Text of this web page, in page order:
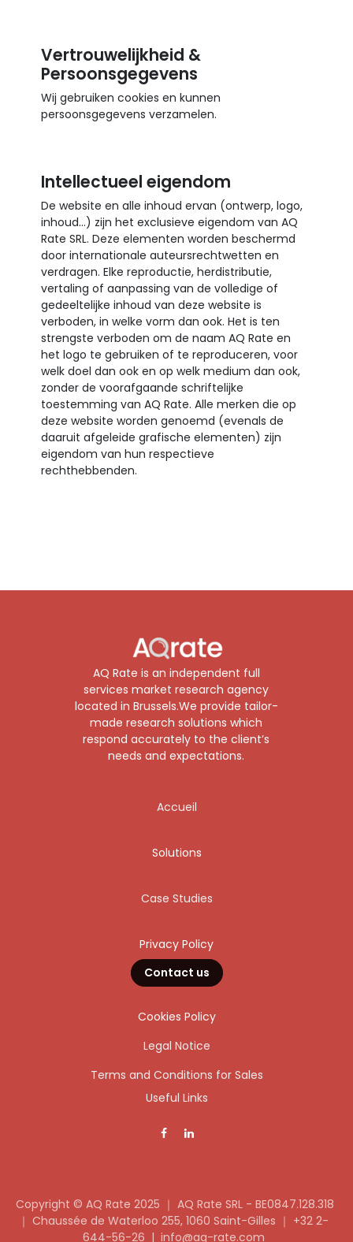
Vertrouwelijkheid &
Persoonsgegevens
Wij gebruiken cookies en kunnen
persoonsgegevens verzamelen.
Intellectueel eigendom
De website en alle inhoud ervan (ontwerp, logo,
inhoud...) zijn het exclusieve eigendom van AQ
Rate SRL. Deze elementen worden beschermd
door internationale auteursrechtwetten en
verdragen. Elke reproductie, herdistributie,
vertaling of aanpassing van de volledige of
gedeeltelijke inhoud van deze website is
verboden, in welke vorm dan ook. Het is ten
strengste verboden om de naam AQ Rate en
het logo te gebruiken of te reproduceren, voor
welk doel dan ook en op welk medium dan ook,
zonder de voorafgaande schriftelijke
toestemming van AQ Rate. Alle merken die op
deze website worden genoemd (evenals de
daaruit afgeleide grafische elementen) zijn
eigendom van hun respectieve
rechthebbenden.
AQ Rate is an independent full
services market research agency
located in Brussels.We provide tailor-
made research solutions which
respond accurately to the client’s
needs and expectations.
Accueil
Solutions
Case Studies
Privacy Policy
Contact us
Cookies Policy
Legal Notice
Terms and Conditions for Sales
Useful Links
Copyright © AQ Rate 2025 ｜ AQ Rate SRL - BE0847.128.318
｜ ​Chaussée de Waterloo 255, 1060 Saint-Gilles ｜ +32 2-
644-56-26 | info@aq-rate.com